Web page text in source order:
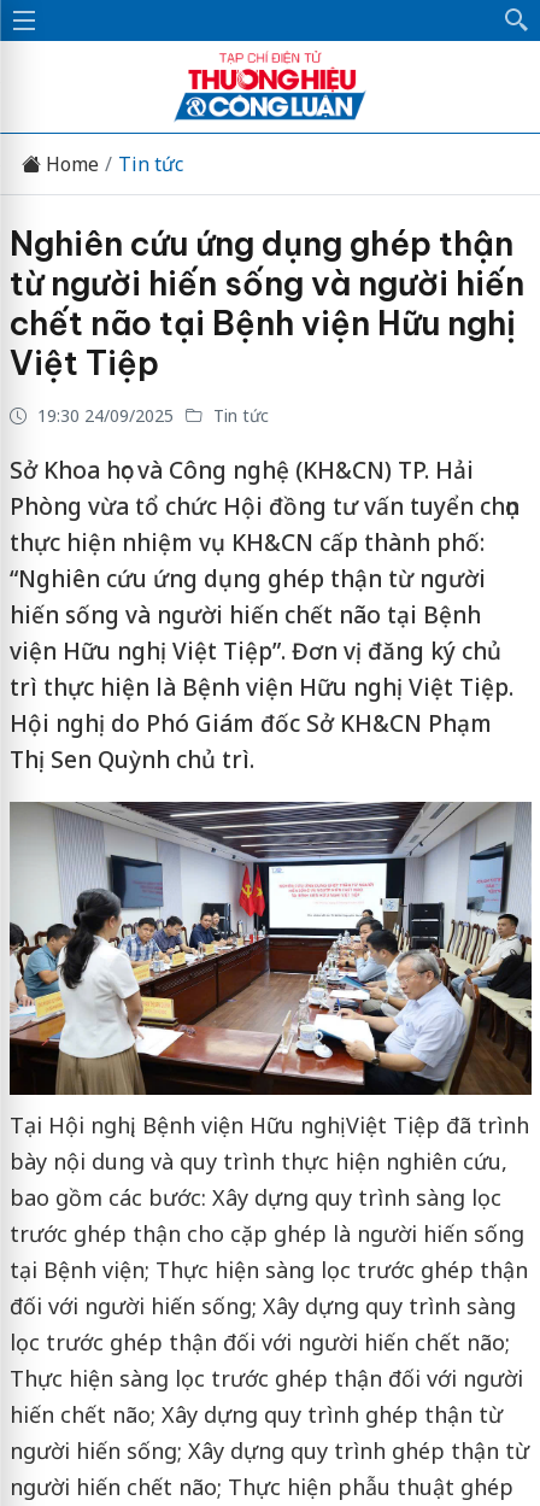
Home Tin tức
Nghiên cứu ứng dụng ghép thận
từ người hiến sống và người hiến
chết não tại Bệnh viện Hữu nghị
Việt Tiệp
19:30 24/09/2025 Tin tức
Sở Khoa học và Công nghệ (KH&CN) TP. Hải
Phòng vừa tổ chức Hội đồng tư vấn tuyển chọn
thực hiện nhiệm vụ KH&CN cấp thành phố:
“Nghiên cứu ứng dụng ghép thận từ người
hiến sống và người hiến chết não tại Bệnh
viện Hữu nghị Việt Tiệp”. Đơn vị đăng ký chủ
trì thực hiện là Bệnh viện Hữu nghị Việt Tiệp.
Hội nghị do Phó Giám đốc Sở KH&CN Phạm
Thị Sen Quỳnh chủ trì.
Tại Hội nghị, Bệnh viện Hữu nghị Việt Tiệp đã trình
bày nội dung và quy trình thực hiện nghiên cứu,
bao gồm các bước: Xây dựng quy trình sàng lọc
trước ghép thận cho cặp ghép là người hiến sống
tại Bệnh viện; Thực hiện sàng lọc trước ghép thận
đối với người hiến sống; Xây dựng quy trình sàng
lọc trước ghép thận đối với người hiến chết não;
Thực hiện sàng lọc trước ghép thận đối với người
hiến chết não; Xây dựng quy trình ghép thận từ
người hiến sống; Xây dựng quy trình ghép thận từ
người hiến chết não; Thực hiện phẫu thuật ghép